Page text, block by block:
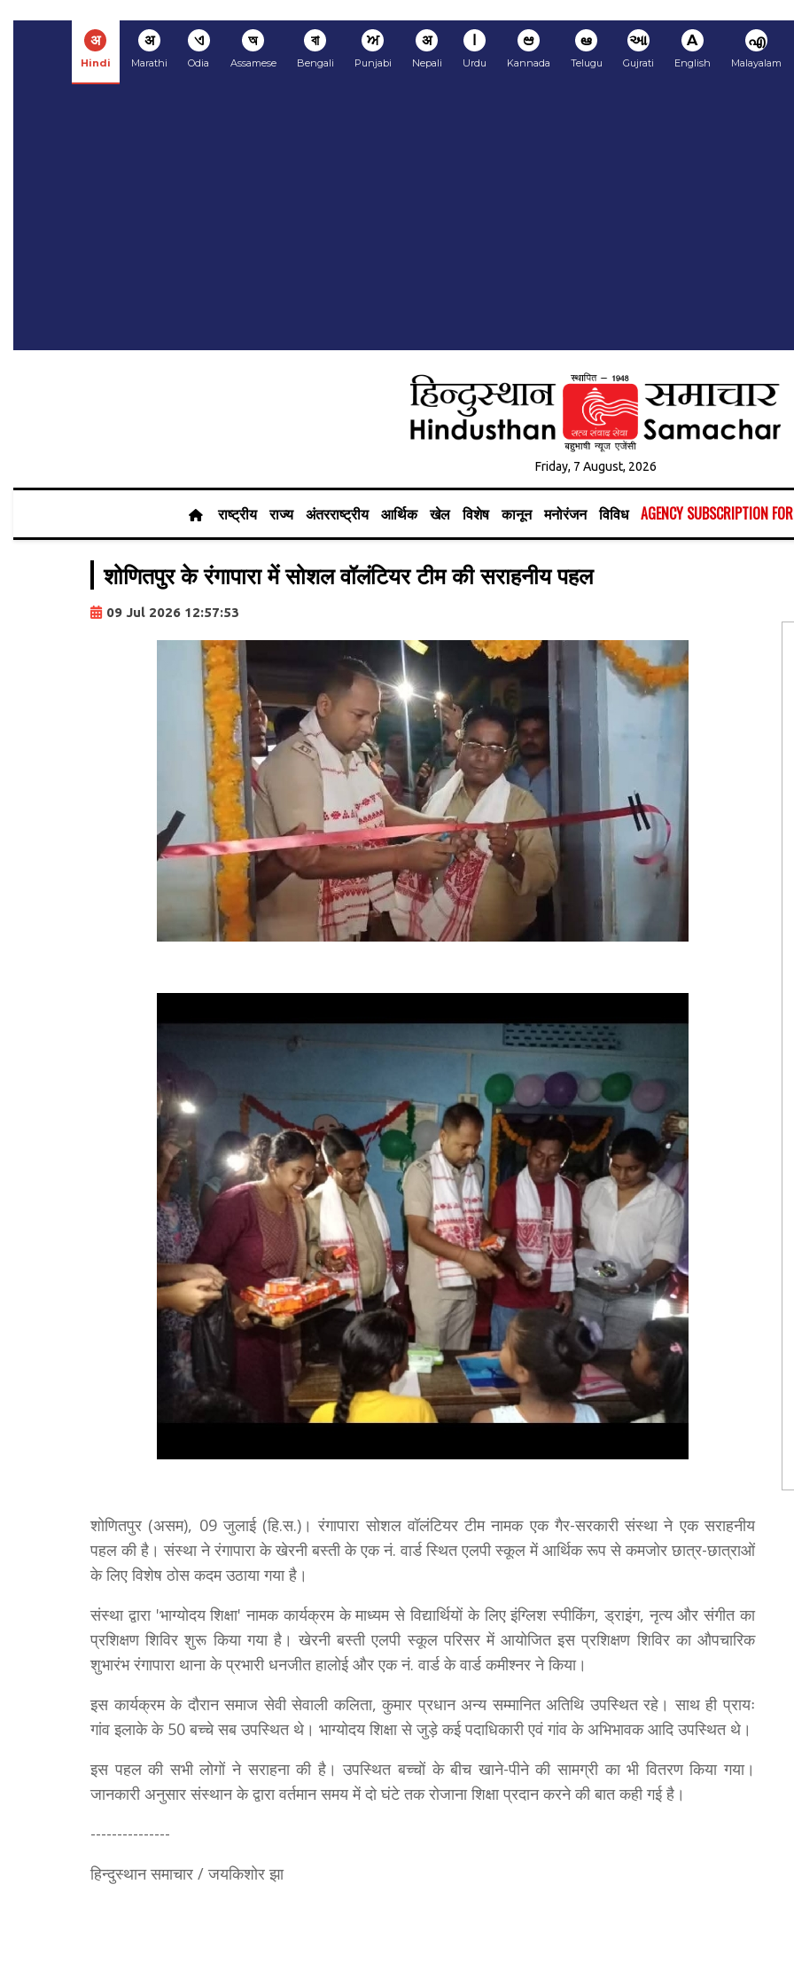
अ
Hindi
अ
Marathi
ଏ
Odia
অ
Assamese
বা
Bengali
ਅ
Punjabi
अ
Nepali
ا
Urdu
ಆ
Kannada
ఆ
Telugu
આ
Gujrati
A
English
എ
Malayalam
Friday, 7 August, 2026
राष्ट्रीय राज्य अंतरराष्ट्रीय आर्थिक खेल विशेष कानून मनोरंजन विविध AGENCY SUBSCRIPTION
शोणितपुर के रंगापारा में सोशल वॉलंटियर टीम की सराहनीय पहल
09 Jul 2026 12:57:53
शोणितपुर (असम), 09 जुलाई (हि.स.)। रंगापारा सोशल वॉलंटियर टीम नामक एक गैर-सरकारी संस्था ने एक सराहनीय
पहल की है। संस्था ने रंगापारा के खेरनी बस्ती के एक नं. वार्ड स्थित एलपी स्कूल में आर्थिक रूप से कमजोर छात्र-छात्राओं
के लिए विशेष ठोस कदम उठाया गया है।
संस्था द्वारा 'भाग्योदय शिक्षा' नामक कार्यक्रम के माध्यम से विद्यार्थियों के लिए इंग्लिश स्पीकिंग, ड्राइंग, नृत्य और संगीत का
प्रशिक्षण शिविर शुरू किया गया है। खेरनी बस्ती एलपी स्कूल परिसर में आयोजित इस प्रशिक्षण शिविर का औपचारिक
शुभारंभ रंगापारा थाना के प्रभारी धनजीत हालोई और एक नं. वार्ड के वार्ड कमीश्नर ने किया।
इस कार्यक्रम के दौरान समाज सेवी सेवाली कलिता, कुमार प्रधान अन्य सम्मानित अतिथि उपस्थित रहे। साथ ही प्रायः
गांव इलाके के 50 बच्चे सब उपस्थित थे। भाग्योदय शिक्षा से जुड़े कई पदाधिकारी एवं गांव के अभिभावक आदि उपस्थित थे।
इस पहल की सभी लोगों ने सराहना की है। उपस्थित बच्चों के बीच खाने-पीने की सामग्री का भी वितरण किया गया।
जानकारी अनुसार संस्थान के द्वारा वर्तमान समय में दो घंटे तक रोजाना शिक्षा प्रदान करने की बात कही गई है।
---------------
हिन्दुस्थान समाचार / जयकिशोर झा